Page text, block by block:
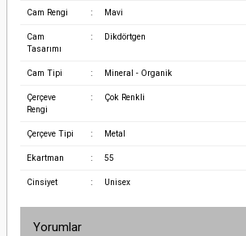
Cam Rengi : Mavi
Cam
Tasarımı
: Dikdörtgen
Cam Tipi : Mineral - Organik
Çerçeve
Rengi
: Çok Renkli
Çerçeve Tipi : Metal
Ekartman : 55
Cinsiyet : Unisex
Yorumlar